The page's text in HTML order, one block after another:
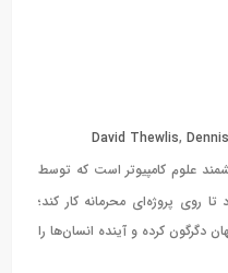
David Thewlis,
علوم کامپیوتر است که توسط
روی پروژه‌ای محرمانه کار کند؛
دگرگون کرده و آینده انسان‌ها را